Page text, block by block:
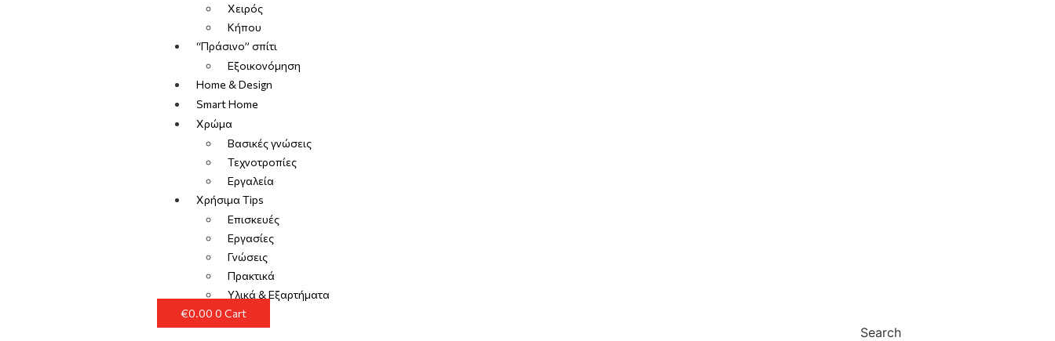
Χειρός
Κήπου
“Πράσινο” σπίτι
Εξοικονόμηση
Home & Design
Smart Home
Χρώμα
Βασικές γνώσεις
Τεχνοτροπίες
Εργαλεία
Χρήσιμα Tips
Επισκευές
Εργασίες
Γνώσεις
Πρακτικά
Υλικά & Εξαρτήματα
€0.00 0 Cart
Search